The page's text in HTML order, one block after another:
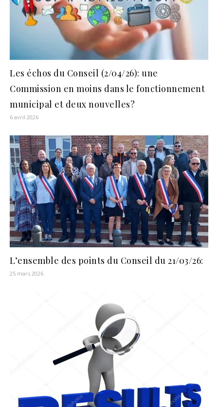
Les échos du Conseil (2/04/26): une
Commission en moins dans le fonctionnement
municipal et deux nouvelles?
6 avril 2026
L’ensemble des points du Conseil du 21/03/26:
25 mars 2026